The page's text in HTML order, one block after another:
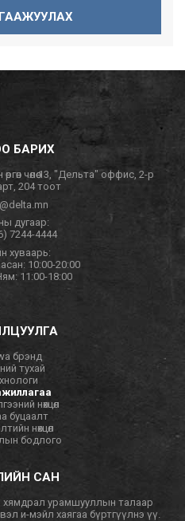
БАРИХ
чөлөө 13, "Дельта" оффис, 2-р
204 тоот
дугаар:
7244-4444
хуваарь:
10:00-20:00
11:00-18:00
брэнд
тухай
нөхцөл
буцаалт
нөхцөл
бодлого
САН
хямдрал урамшууллын талаар
и-мэйл хаягаа бүртгүүлнэ үү.